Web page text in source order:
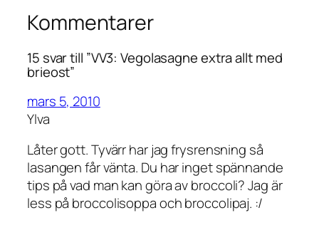
Kommentarer
15 svar till ”VV3: Vegolasagne extra allt med
brieost”
mars 5, 2010
Ylva
Låter gott. Tyvärr har jag frysrensning så
lasangen får vänta. Du har inget spännande
tips på vad man kan göra av broccoli? Jag är
less på broccolisoppa och broccolipaj. :/